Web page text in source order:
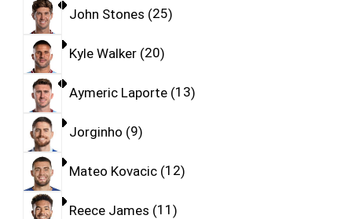
John Stones 25
Kyle Walker 20
Aymeric Laporte 13
Jorginho 9
Mateo Kovacic 12
Reece James 11